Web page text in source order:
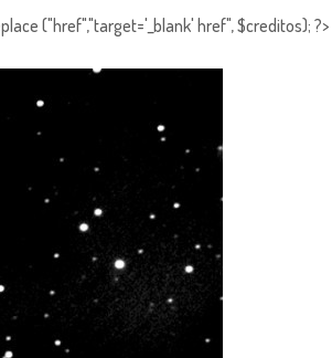
("href","target='_blank' href", $creditos); ?>